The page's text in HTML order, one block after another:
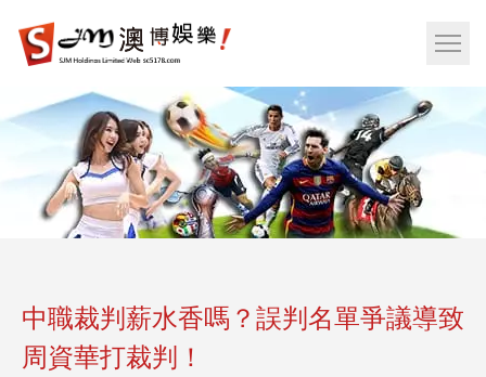
娛
樂
百
樂|
透
網
站
中職裁判薪水香嗎？誤判名單爭議導致
周資華打裁判！